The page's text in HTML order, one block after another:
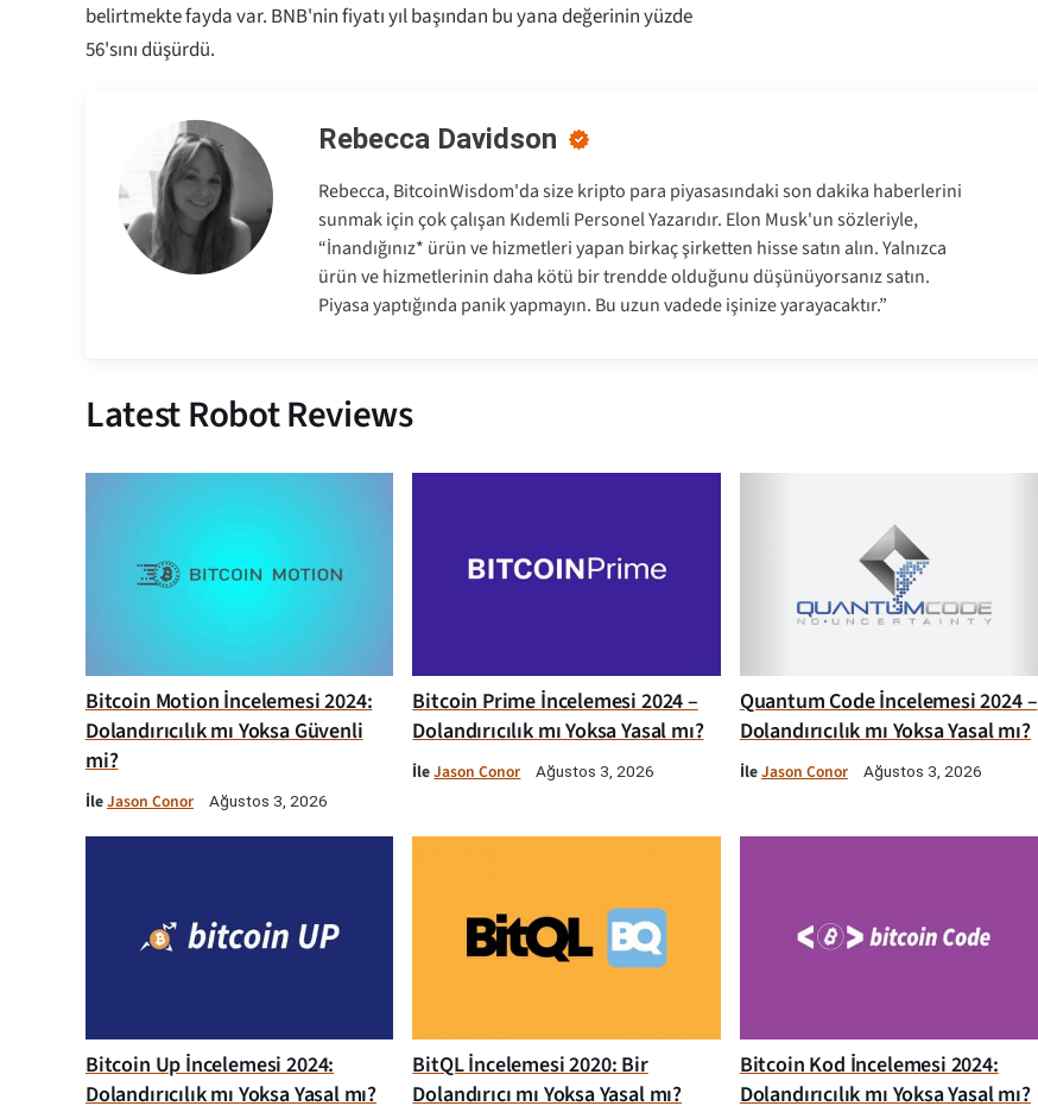
belirtmekte fayda var. BNB'nin fiyatı yıl başından bu yana değerinin yüzde
56'sını düşürdü.
Rebecca Davidson
Rebecca, BitcoinWisdom'da size kripto para piyasasındaki son dakika haberlerini
sunmak için çok çalışan Kıdemli Personel Yazarıdır. Elon Musk'un sözleriyle,
“İnandığınız* ürün ve hizmetleri yapan birkaç şirketten hisse satın alın. Yalnızca
ürün ve hizmetlerinin daha kötü bir trendde olduğunu düşünüyorsanız satın.
Piyasa yaptığında panik yapmayın. Bu uzun vadede işinize yarayacaktır.”
Latest Robot Reviews
Bitcoin Motion İncelemesi 2024:
Dolandırıcılık mı Yoksa Güvenli
mi?
İleJason Conor Ağustos 3, 2026
Bitcoin Prime İncelemesi 2024 –
Dolandırıcılık mı Yoksa Yasal mı?
İleJason Conor Ağustos 3, 2026
Quantum Code İncelemesi 2024 –
Dolandırıcılık mı Yoksa Yasal mı?
İleJason Conor Ağustos 3, 2026
Bitcoin Up İncelemesi 2024:
Dolandırıcılık mı Yoksa Yasal mı?
BitQL İncelemesi 2020: Bir
Dolandırıcı mı Yoksa Yasal mı?
Bitcoin Kod İncelemesi 2024:
Dolandırıcılık mı Yoksa Yasal mı?